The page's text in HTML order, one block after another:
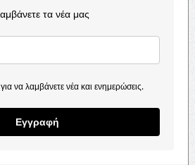
τα νέα μας
να λαμβάνετε νέα και ενημερώσεις.
Εγγραφή